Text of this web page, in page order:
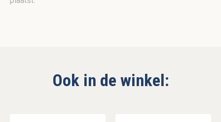
Ook in de winkel: